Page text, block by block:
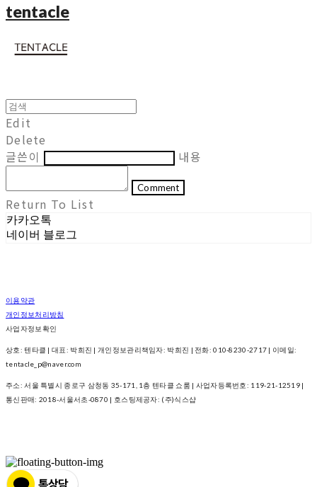
tentacle
Edit
Delete
글쓴이
내용
Comment
Return To List
카카오톡
네이버 블로그
이용약관
개인정보처리방침
사업자정보확인
상호: 텐타클 | 대표: 박희진 | 개인정보관리책임자: 박희진 | 전화: 010-8230-2717 | 이메일:
tentacle_p@naver.com
주소: 서울 특별시 종로구 삼청동 35-171, 1층 텐타클 쇼룸 | 사업자등록번호: 119-21-12519 |
통신판매: 2018-서울서초-0870 | 호스팅제공자: (주)식스샵